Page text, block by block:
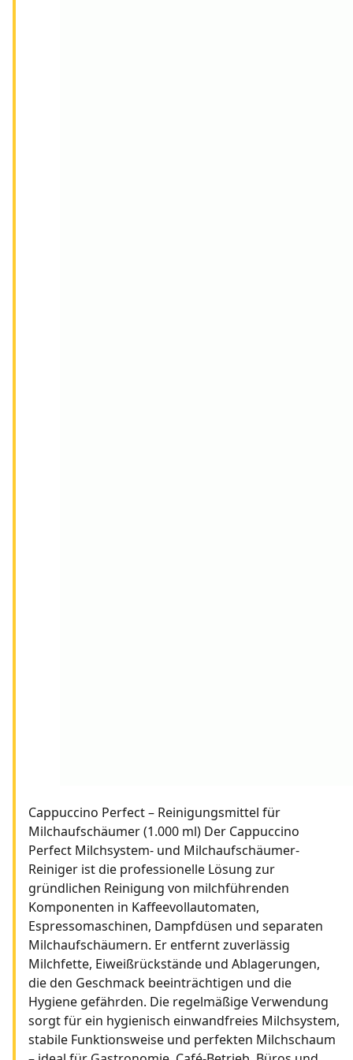
Cappuccino Perfect – Reinigungsmittel für
Milchaufschäumer (1.000 ml) Der Cappuccino
Perfect Milchsystem- und Milchaufschäumer-
Reiniger ist die professionelle Lösung zur
gründlichen Reinigung von milchführenden
Komponenten in Kaffeevollautomaten,
Espressomaschinen, Dampfdüsen und separaten
Milchaufschäumern. Er entfernt zuverlässig
Milchfette, Eiweißrückstände und Ablagerungen,
die den Geschmack beeinträchtigen und die
Hygiene gefährden. Die regelmäßige Verwendung
sorgt für ein hygienisch einwandfreies Milchsystem,
stabile Funktionsweise und perfekten Milchschaum